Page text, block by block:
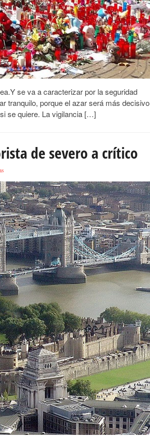
se va a caracterizar por la seguridad
tranquilo, porque el azar será más
se quiere. La vigilancia […]
de severo a crítico